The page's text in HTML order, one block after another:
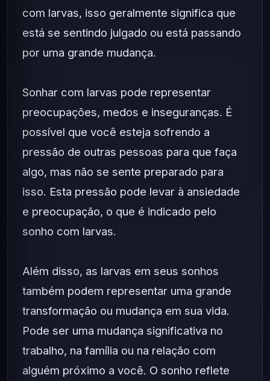
com larvas, isso geralmente significa que
está se sentindo julgado ou está passando
por uma grande mudança.
Sonhar com larvas pode representar
preocupações, medos e inseguranças. É
possível que você esteja sofrendo a
pressão de outras pessoas para que faça
algo, mas não se sente preparado para
isso. Esta pressão pode levar à ansiedade
e preocupação, o que é indicado pelo
sonho com larvas.
Além disso, as larvas em seus sonhos
também podem representar uma grande
transformação ou mudança em sua vida.
Pode ser uma mudança significativa no
trabalho, na família ou na relação com
alguém próximo a você. O sonho reflete